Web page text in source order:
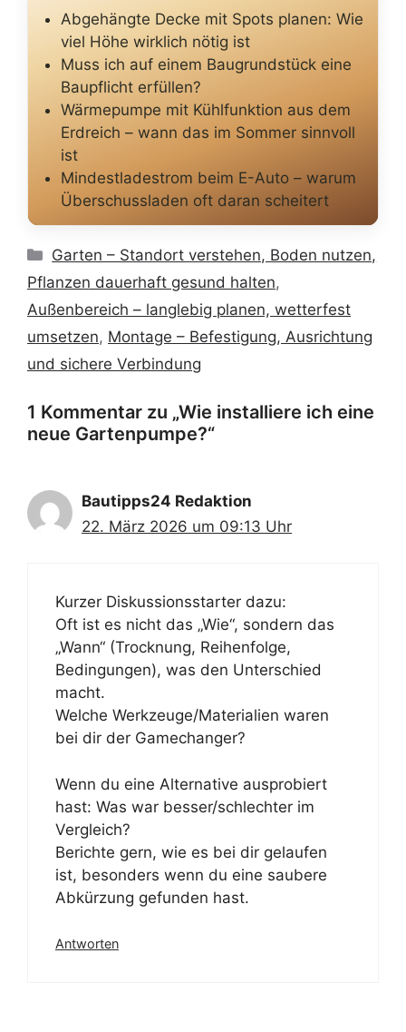
Abgehängte Decke mit Spots planen: Wie
viel Höhe wirklich nötig ist
Muss ich auf einem Baugrundstück eine
Baupflicht erfüllen?
Wärmepumpe mit Kühlfunktion aus dem
Erdreich – wann das im Sommer sinnvoll
ist
Mindestladestrom beim E-Auto – warum
Überschussladen oft daran scheitert
Kategorien
Garten – Standort verstehen, Boden nutzen,
Pflanzen dauerhaft gesund halten,
Außenbereich – langlebig planen, wetterfest
umsetzen, Montage – Befestigung, Ausrichtung
und sichere Verbindung
1 Kommentar zu „Wie installiere ich eine
neue Gartenpumpe?“
Bautipps24 Redaktion
22. März 2026 um 09:13 Uhr
Kurzer Diskussionsstarter dazu:
Oft ist es nicht das „Wie“, sondern das
„Wann“ (Trocknung, Reihenfolge,
Bedingungen), was den Unterschied
macht.
Welche Werkzeuge/Materialien waren
bei dir der Gamechanger?
Wenn du eine Alternative ausprobiert
hast: Was war besser/schlechter im
Vergleich?
Berichte gern, wie es bei dir gelaufen
ist, besonders wenn du eine saubere
Abkürzung gefunden hast.
Antworten